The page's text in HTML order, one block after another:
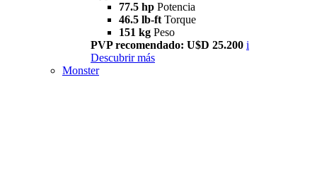
77.5 hp Potencia
46.5 lb-ft Torque
151 kg Peso
PVP recomendado: U$D 25.200 i
Descubrir más
Monster